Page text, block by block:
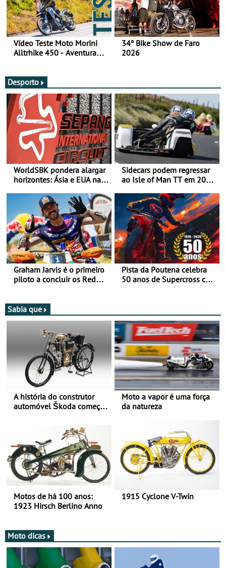
Vídeo Teste Moto Morini
Alltrhike 450 - Aventura
34º Bike Show de Faro
2026
Desporto
WorldSBK pondera alargar
horizontes: Ásia e EUA na
Sidecars podem regressar
ao Isle of Man TT em 2027
Graham Jarvis é o primeiro
piloto a concluir os Red
Pista da Poutena celebra
50 anos de Supercross com
Sabia que
A história do construtor
automóvel Škoda começou
Moto a vapor é uma força
da natureza
Motos de há 100 anos:
1923 Hirsch Berlino Anno
1915 Cyclone V-Twin
Moto dicas